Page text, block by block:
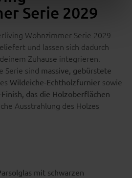
Serie 2029
Wohnzimmer Serie 2029
und lassen sich dadurch
Zuhause integrieren.
Serie sind massive, gebürstete
Wildeiche-Echtholzfurnier sowie
Finish, das die Holzoberflächen
Ausstrahlung des Holzes
mit schwarzen